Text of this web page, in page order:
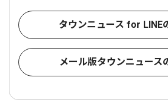
タウンニュース for LINE
メール版タウンニュース